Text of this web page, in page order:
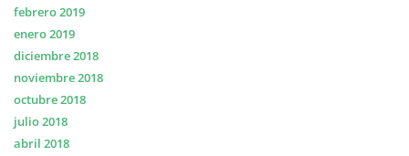
febrero 2019
enero 2019
diciembre 2018
noviembre 2018
octubre 2018
julio 2018
abril 2018